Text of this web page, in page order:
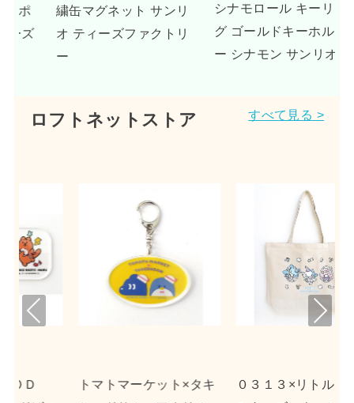
リ
リ
シナモロール キーリン
グ ゴールドキーホルダ
ー シナモン サンリオ
腕時計 グッズ ドリーミ
ーベージュ
ロフトネットストア すべて見る >
タキ
０３１３×リトルツイン
ｎｓｎ×ポチャッコ
Pre
Nex